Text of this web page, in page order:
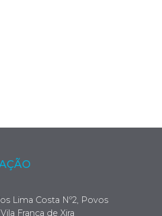
Lima Costa Nº2, Povos
Franca de Xira